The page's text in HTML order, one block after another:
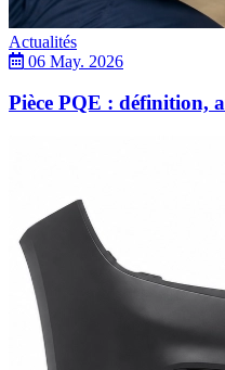
Actualités
06 May. 2026
Pièce PQE : définition,